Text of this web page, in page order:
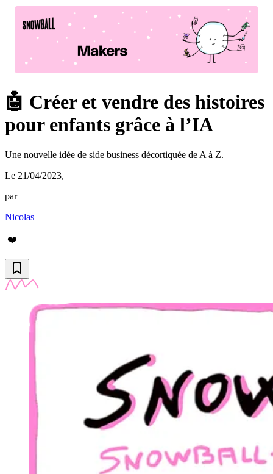
🤖 Créer et vendre des histoires
pour enfants grâce à l’IA
Une nouvelle idée de side business décortiquée de A à Z.
Le 21/04/2023,
par
Nicolas
❤️